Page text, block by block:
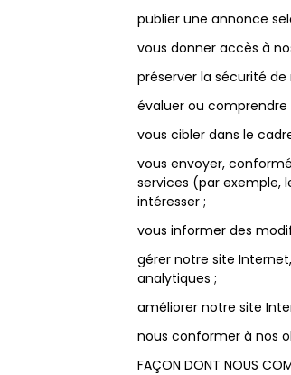
publier une annonce
vous donner accès à
préserver la sécurité
évaluer ou
vous cibler dans le
vous envoyer,
services (par exemple,
intéresser ;
vous informer des
gérer notre site
analytiques ;
améliorer notre site
nous conformer à nos
FAÇON DONT NOUS